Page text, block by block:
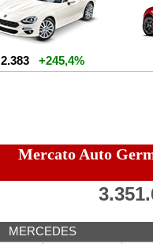
2.383 +245,4%
Mercato Auto
MERCEDES